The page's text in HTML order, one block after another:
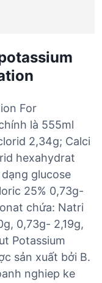
For
là 555ml
2,34g; Calci
hexahydrat
glucose
25% 0,73g-
chứa: Natri
0,73g- 2,19g,
Potassium
sản xuất bởi B.
nghiep ke